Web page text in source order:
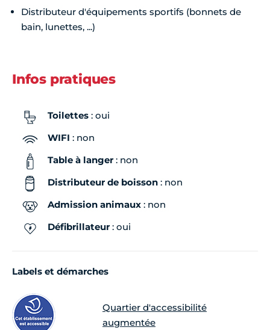
Distributeur d'équipements sportifs (bonnets de
bain, lunettes, ...)
Infos pratiques
Toilettes : oui
WIFI : non
Table à langer: non
Distributeur de boisson : non
Admission animaux : non
Défibrillateur: oui
Labels et démarches
Quartier d'accessibilité
augmentée